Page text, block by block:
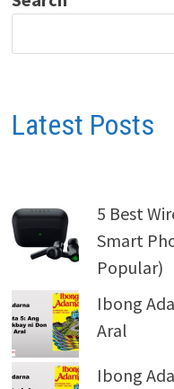
Latest Posts
5 Best
Smart
Popular)
Ibong
Aral
Ibong